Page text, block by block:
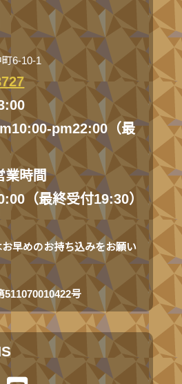
6-10-1
pm22:00（最
業時間
（最終受付19:30）
早めのお持ち込みをお願い
号